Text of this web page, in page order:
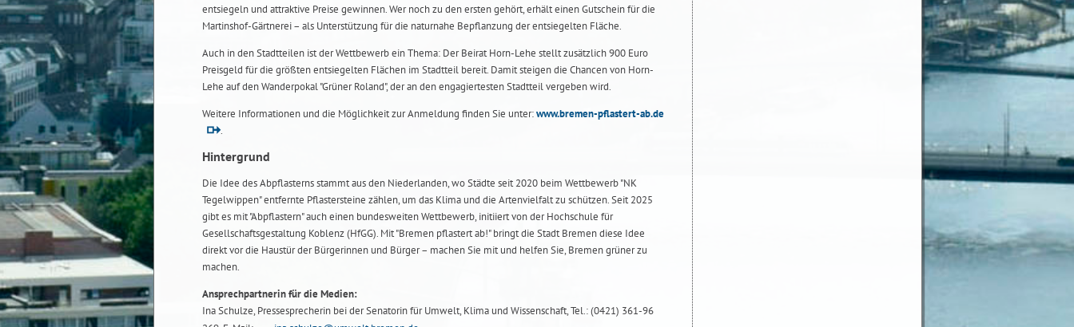
entsiegeln und attraktive Preise gewinnen. Wer noch zu den ersten gehört, erhält einen Gutschein für die
Martinshof-Gärtnerei – als Unterstützung für die naturnahe Bepflanzung der entsiegelten Fläche.
Auch in den Stadtteilen ist der Wettbewerb ein Thema: Der Beirat Horn-Lehe stellt zusätzlich 900 Euro
Preisgeld für die größten entsiegelten Flächen im Stadtteil bereit. Damit steigen die Chancen von Horn-
Lehe auf den Wanderpokal "Grüner Roland", der an den engagiertesten Stadtteil vergeben wird.
Weitere Informationen und die Möglichkeit zur Anmeldung finden Sie unter:www.bremen-pflastert-ab.de
.
Hintergrund
Die Idee des Abpflasterns stammt aus den Niederlanden, wo Städte seit 2020 beim Wettbewerb "NK
Tegelwippen" entfernte Pflastersteine zählen, um das Klima und die Artenvielfalt zu schützen. Seit 2025
gibt es mit "Abpflastern" auch einen bundesweiten Wettbewerb, initiiert von der Hochschule für
Gesellschaftsgestaltung Koblenz (HfGG). Mit "Bremen pflastert ab!" bringt die Stadt Bremen diese Idee
direkt vor die Haustür der Bürgerinnen und Bürger – machen Sie mit und helfen Sie, Bremen grüner zu
machen.
Ansprechpartnerin für die Medien:
Ina Schulze, Pressesprecherin bei der Senatorin für Umwelt, Klima und Wissenschaft, Tel.: (0421) 361-96